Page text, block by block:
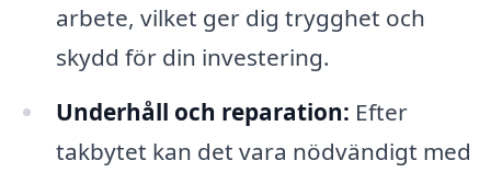
arbete, vilket ger dig trygghet och
skydd för din investering.
Underhåll och reparation: Efter
takbytet kan det vara nödvändigt med